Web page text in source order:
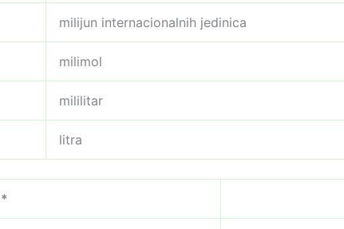
milijun internacionalnih jedinica
milimol
mililitar
litra